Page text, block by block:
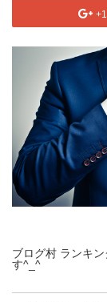
+1
ブログ村 ランキ
す^_^